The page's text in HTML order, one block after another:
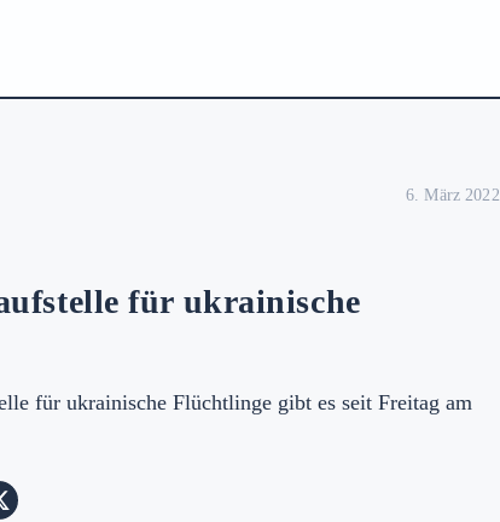
6. März 2022
für ukrainische
für ukrainische Flüchtlinge gibt es seit Freitag am